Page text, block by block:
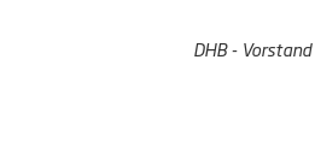
DHB - Vorstand